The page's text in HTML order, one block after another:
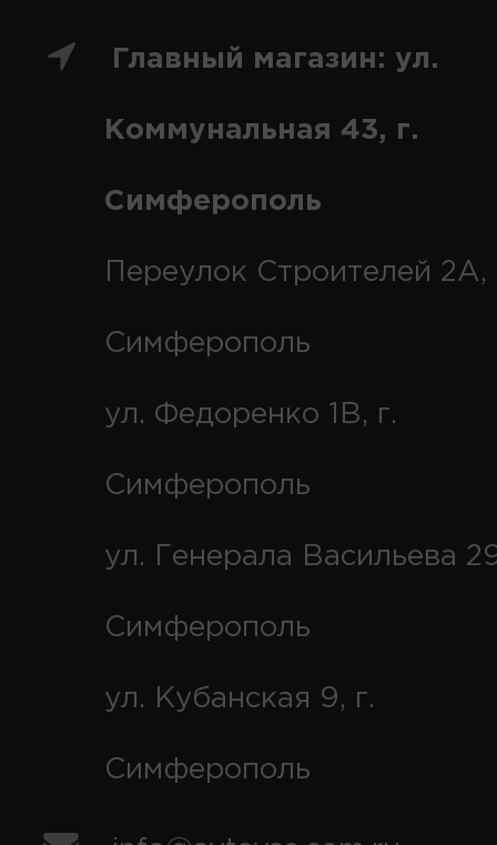
Главный магазин: ул.
Коммунальная 43, г.
Симферополь
Переулок Строителей 2А,
Симферополь
ул. Федоренко 1В, г.
Симферополь
ул. Генерала Васильева
Симферополь
ул. Кубанская 9, г.
Симферополь